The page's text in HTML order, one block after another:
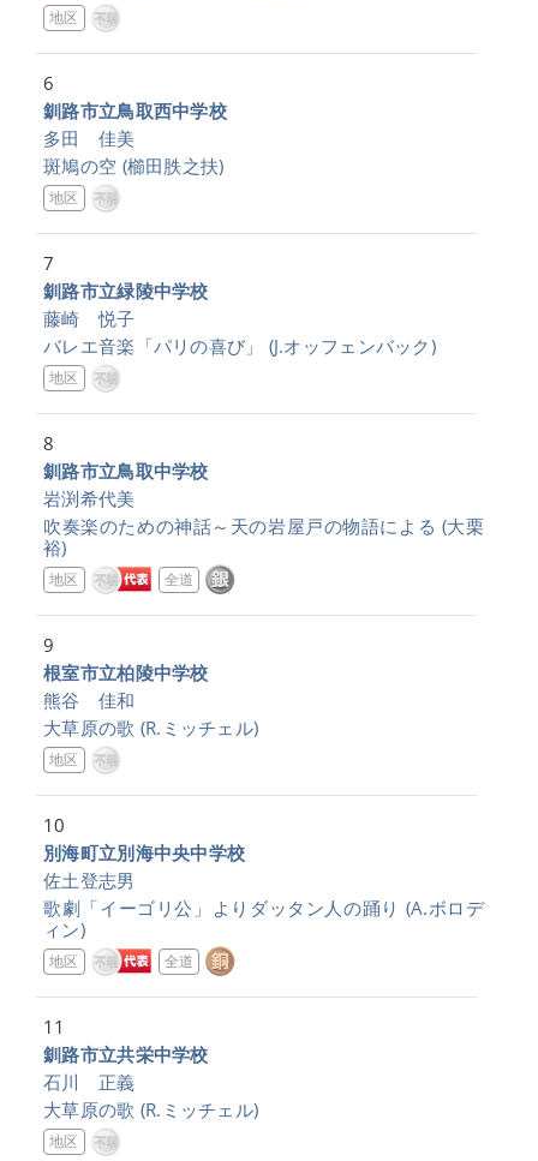
地区
6
釧路市立鳥取西中学校
多田 佳美
斑鳩の空 (櫛田胅之扶)
地区
7
釧路市立緑陵中学校
藤崎 悦子
バレエ音楽「パリの喜び」
(J.オッフェンバック)
地区
8
釧路市立鳥取中学校
岩渕希代美
吹奏楽のための神話～天の岩屋戸の物語による (大栗
裕)
地区 全道
9
根室市立柏陵中学校
熊谷 佳和
大草原の歌 (R.ミッチェル)
地区
10
別海町立別海中央中学校
佐土登志男
歌劇「イーゴリ公」よりダッタン人の踊り (A.ボロデ
ィン)
地区 全道
11
釧路市立共栄中学校
石川 正義
大草原の歌 (R.ミッチェル)
地区